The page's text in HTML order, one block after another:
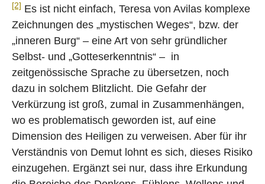
[2] Es ist nicht einfach, Teresa von Avilas komplexe
Zeichnungen des „mystischen Weges“, bzw. der
„inneren Burg“ – eine Art von sehr gründlicher
Selbst- und „Gotteserkenntnis“ – in
zeitgenössische Sprache zu übersetzen, noch
dazu in solchem Blitzlicht. Die Gefahr der
Verkürzung ist groß, zumal in Zusammenhängen,
wo es problematisch geworden ist, auf eine
Dimension des Heiligen zu verweisen. Aber für ihr
Verständnis von Demut lohnt es sich, dieses Risiko
einzugehen. Ergänzt sei nur, dass ihre Erkundung